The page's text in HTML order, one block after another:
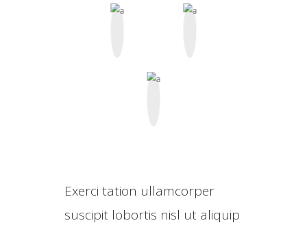
Exerci tation ullamcorper
suscipit lobortis nisl ut aliquip